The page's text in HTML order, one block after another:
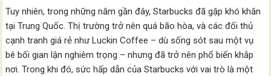
Tuy nhiên, trong những năm gần đây, Starbucks đã gặp khó khăn
tại Trung Quốc. Thị trường trở nên quá bão hòa, và các đối thủ
cạnh tranh giá rẻ như Luckin Coffee – dù sống sót sau một vụ
bê bối gian lận nghiêm trọng – nhưng đã trở nên phổ biến khắp
nơi. Trong khi đó, sức hấp dẫn của Starbucks với vai trò là một